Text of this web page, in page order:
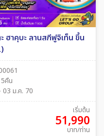
ฮาคุบะ ลานสกีฟูจิเท็น ขึ้น
คืน
03 ม.ค. 70
เริ่มต้น
51,990
บาท/ท่าน